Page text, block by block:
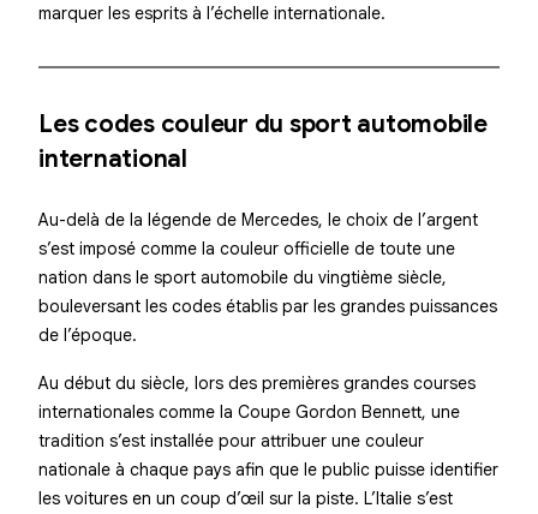
marquer les esprits à l’échelle internationale.
Les codes couleur du sport automobile
international
Au-delà de la légende de Mercedes, le choix de l’argent
s’est imposé comme la couleur officielle de toute une
nation dans le sport automobile du vingtième siècle,
bouleversant les codes établis par les grandes puissances
de l’époque.
Au début du siècle, lors des premières grandes courses
internationales comme la Coupe Gordon Bennett, une
tradition s’est installée pour attribuer une couleur
nationale à chaque pays afin que le public puisse identifier
les voitures en un coup d’œil sur la piste. L’Italie s’est